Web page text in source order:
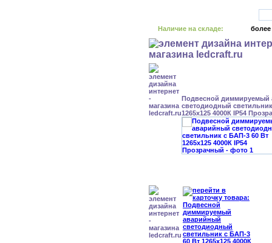
Наличие на складе: более
Подвесной диммируемый
светодиодный
1265x125 4000К IP54